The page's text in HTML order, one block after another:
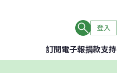
登入
訂閱電子報捐款支持